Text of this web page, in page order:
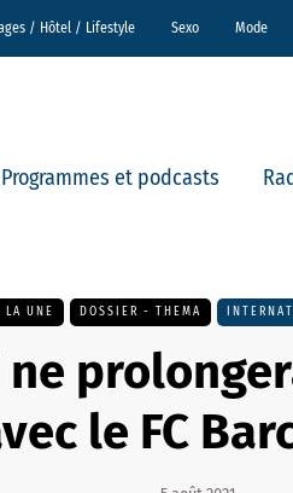
/ Hôtel / Lifestyle Sexo Mode
Programmes et podcasts
LA UNE DOSSIER - THEMA
ne
le FC